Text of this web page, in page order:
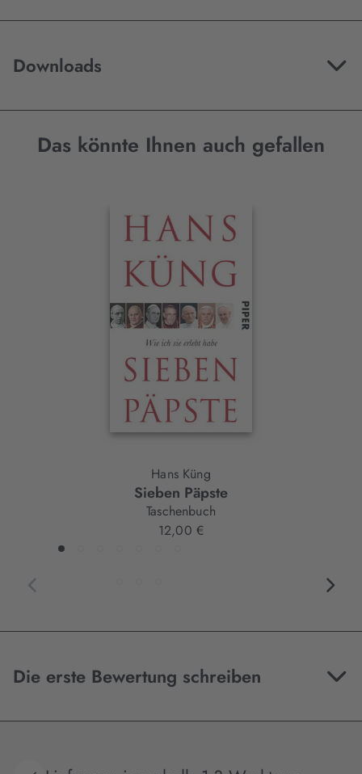
Downloads
Das könnte Ihnen auch gefallen
Interaktives
Hans Küng
Sieben Päpste
Taschenbuch
12,00 €
Die erste Bewertung schreiben